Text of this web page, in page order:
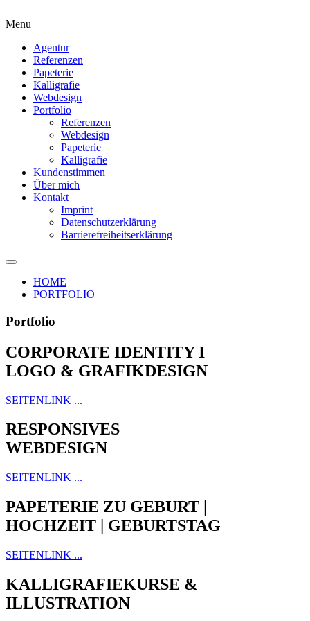
Menu
Agentur
Referenzen
Papeterie
Kalligrafie
Webdesign
Portfolio
Referenzen
Webdesign
Papeterie
Kalligrafie
Kundenstimmen
Über mich
Kontakt
Imprint
Datenschutzerklärung
Barrierefreiheitserklärung
HOME
PORTFOLIO
Portfolio
CORPORATE IDENTITY I
LOGO & GRAFIKDESIGN
SEITENLINK ...
RESPONSIVES
WEBDESIGN
SEITENLINK ...
PAPETERIE ZU GEBURT |
HOCHZEIT | GEBURTSTAG
SEITENLINK ...
KALLIGRAFIEKURSE &
ILLUSTRATION